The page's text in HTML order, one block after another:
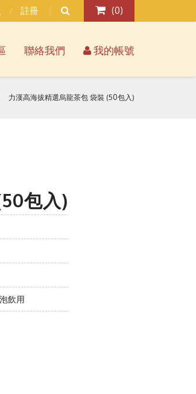
/ 註冊 (0)
聯絡我們 我的帳號
力漢高海拔精選烏龍茶包 袋裝 (50包入)
包入)
飲用